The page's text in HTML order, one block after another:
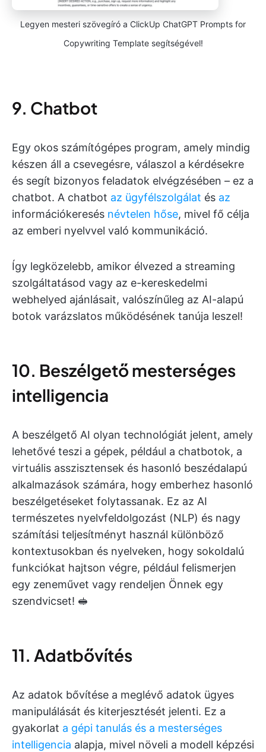
Legyen mesteri szövegíró a ClickUp ChatGPT Prompts for
Copywriting Template segítségével!
9. Chatbot
Egy okos számítógépes program, amely mindig
készen áll a csevegésre, válaszol a kérdésekre
és segít bizonyos feladatok elvégzésében – ez a
chatbot. A chatbot az ügyfélszolgálat és az
információkeresés névtelen hőse, mivel fő célja
az emberi nyelvvel való kommunikáció.
Így legközelebb, amikor élvezed a streaming
szolgáltatásod vagy az e-kereskedelmi
webhelyed ajánlásait, valószínűleg az AI-alapú
botok varázslatos működésének tanúja leszel!
10. Beszélgető mesterséges
intelligencia
A beszélgető AI olyan technológiát jelent, amely
lehetővé teszi a gépek, például a chatbotok, a
virtuális asszisztensek és hasonló beszédalapú
alkalmazások számára, hogy emberhez hasonló
beszélgetéseket folytassanak. Ez az AI
természetes nyelvfeldolgozást (NLP) és nagy
számítási teljesítményt használ különböző
kontextusokban és nyelveken, hogy sokoldalú
funkciókat hajtson végre, például felismerjen
egy zeneművet vagy rendeljen Önnek egy
szendvicset! 🥪
11. Adatbővítés
Az adatok bővítése a meglévő adatok ügyes
manipulálását és kiterjesztését jelenti. Ez a
gyakorlat a gépi tanulás és a mesterséges
intelligencia alapja, mivel növeli a modell képzési